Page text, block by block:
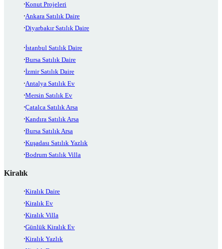
Konut Projeleri
Ankara Satılık Daire
Diyarbakır Satılık Daire
İstanbul Satılık Daire
Bursa Satılık Daire
İzmir Satılık Daire
Antalya Satılık Ev
Mersin Satılık Ev
Çatalca Satılık Arsa
Kandıra Satılık Arsa
Bursa Satılık Arsa
Kuşadası Satılık Yazlık
Bodrum Satılık Villa
Kiralık
Kiralık Daire
Kiralık Ev
Kiralık Villa
Günlük Kiralık Ev
Kiralık Yazlık